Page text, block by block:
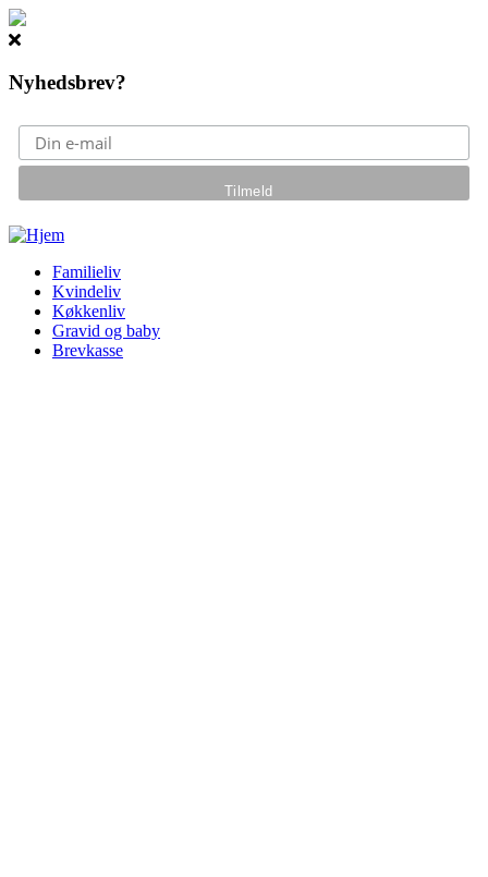
Nyhedsbrev?
Gå til hovedindhold
Familieliv
Kvindeliv
Køkkenliv
Gravid og baby
Brevkasse